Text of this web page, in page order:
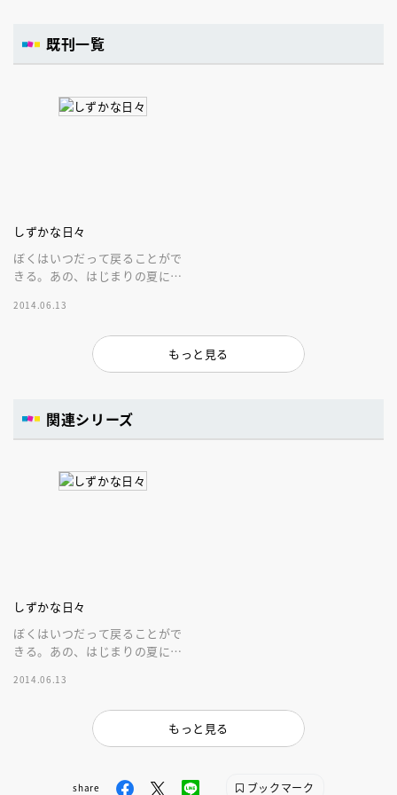
既刊一覧
しずかな日々
ぼくはいつだって戻ることがで
きる。あの、はじまりの夏に
治文学賞をダブル受賞した感動
2014.06.13
もっと見る
関連シリーズ
しずかな日々
ぼくはいつだって戻ることがで
きる。あの、はじまりの夏に
治文学賞をダブル受賞した感動
2014.06.13
もっと見る
share ブックマーク